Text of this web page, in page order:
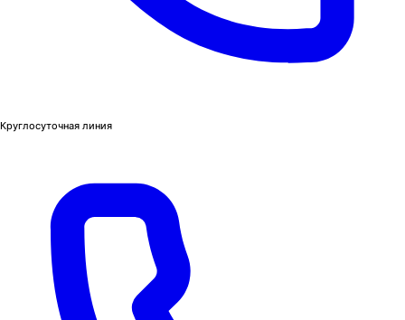
Круглосуточная линия